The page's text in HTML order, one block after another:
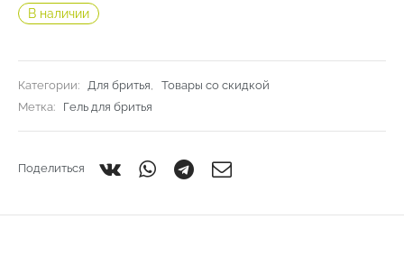
составляла
315,00 ₽.
В наличии
Категории: Для бритья,
Товары со скидкой
Метка:
Гель для бритья
Поделиться